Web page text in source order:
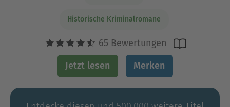
Historische Kriminalromane
65 Bewertungen
Jetzt lesen Merken